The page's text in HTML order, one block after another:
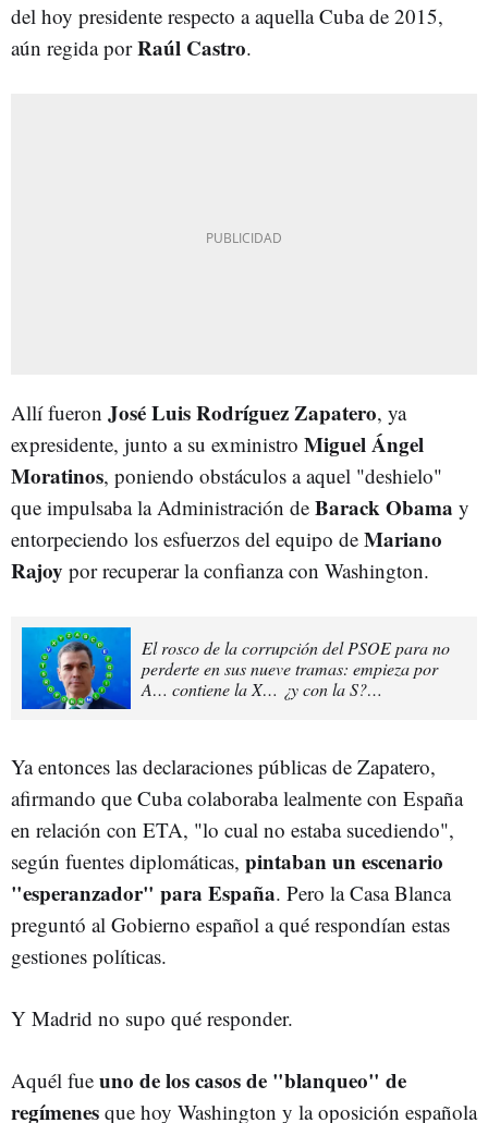
del hoy presidente respecto a aquella Cuba de 2015,
aún regida porRaúl Castro.
Allí fueron José Luis Rodríguez Zapatero, ya
expresidente, junto a su exministro Miguel Ángel
Moratinos, poniendo obstáculos a aquel "deshielo"
que impulsaba la Administración de Barack Obama y
entorpeciendo los esfuerzos del equipo de Mariano
Rajoy por recuperar la confianza con Washington.
El rosco de la corrupción del PSOE para no
perderte en sus nueve tramas: empieza por
A… contiene la X… ¿y con la S?…
Ya entonces las declaraciones públicas de Zapatero,
afirmando que Cuba colaboraba lealmente con España
en relación con ETA, "lo cual no estaba sucediendo",
según fuentes diplomáticas, pintaban un escenario
"esperanzador" para España. Pero la Casa Blanca
preguntó al Gobierno español a qué respondían estas
gestiones políticas.
Y Madrid no supo qué responder.
Aquél fue uno de los casos de "blanqueo" de
regímenes que hoy Washington y la oposición española